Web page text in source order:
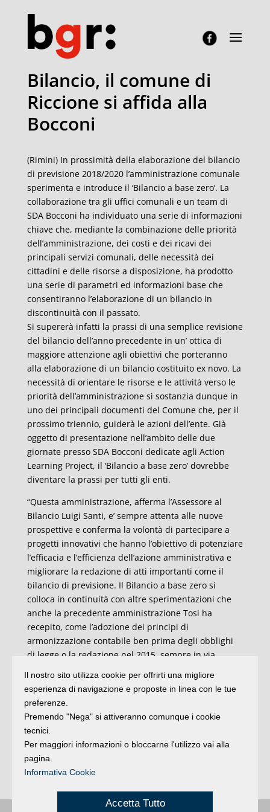
Bilancio, il comune di
Riccione si affida alla
Bocconi
(Rimini) In prossimità della elaborazione del bilancio
di previsione 2018/2020 l’amministrazione comunale
sperimenta e introduce il ‘Bilancio a base zero’. La
collaborazione tra gli uffici comunali e un team di
SDA Bocconi ha individuato una serie di informazioni
chiave che, mediante la combinazione delle priorità
dell’amministrazione, dei costi e dei ricavi dei
principali servizi comunali, delle necessità dei
cittadini e delle risorse a disposizione, ha prodotto
una serie di parametri ed informazioni base che
consentiranno l’elaborazione di un bilancio in
discontinuità con il passato.
Si supererà infatti la prassi di una semplice revisione
del bilancio dell’anno precedente in un’ ottica di
maggiore attenzione agli obiettivi che porteranno
alla elaborazione di un bilancio costituito ex novo. La
necessità di orientare le risorse e le attività verso le
priorità dell’amministrazione si sostanzia dunque in
uno dei principali documenti del Comune che, per il
prossimo triennio, guiderà le azioni dell’ente. Già
oggetto di presentazione nell’ambito delle due
giornate presso SDA Bocconi dedicate agli Action
Learning Project, il ‘Bilancio a base zero’ dovrebbe
diventare la prassi per tutti gli enti.
“Questa amministrazione, afferma l’Assessore al
Bilancio Luigi Santi, e’ sempre attenta alle nuove
prospettive e conferma la volontà di partecipare a
progetti innovativi che hanno l’obiettivo di potenziare
l’efficacia e l’efficienza dell’azione amministrativa e
migliorare la redazione di atti importanti come il
bilancio di previsione. Il Bilancio a base zero si
colloca in continuità con altre sperimentazioni che
anche la precedente amministrazione Tosi ha
recepito, come l’adozione dei principi di
armonizzazione contabile ben prima degli obblighi
di legge o la redazione nel 2015, sempre in via
successivamente e’ divenuto obbligatorio per tutti i
Comuni”.
Il caso di Riccione sarà al centro di un seminario di
SDA Bocconi venerdì 20 ottobre dal titolo ” Il
processo di budgeting e rendicontazione del
Comune di Riccione: proposte a supporto delle
decisioni della nuova Giunta”.
Il nostro sito utilizza cookie per offrirti una migliore
esperienza di navigazione e proposte in linea con le tue
preferenze.
Premendo "Nega" si attiveranno comunque i cookie
tecnici.
Per maggiori informazioni o bloccarne l'utilizzo vai alla
pagina.
Informativa Cookie
Accetta Tutto